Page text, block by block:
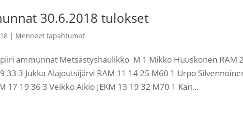
30.6.2018 tulokset
| Menneet tapahtumat
ammunnat Metsästyshaulikko M 1 Mikko Huuskonen RAM
33 3 Jukka Alajoutsijärvi RAM 11 14 25 M60 1 Urpo
17 19 36 3 Veikko Aikio JEKM 13 19 32 M70 1 Kari...